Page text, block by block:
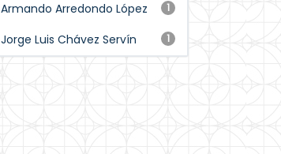
1
Armando Arredondo López
1
Jorge Luis Chávez Servín